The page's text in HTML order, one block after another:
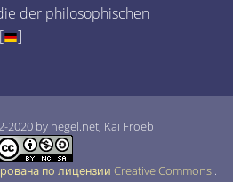
der philosophischen
]
2020 by hegel.net, Kai Froeb
по лицензии Creative Commons .